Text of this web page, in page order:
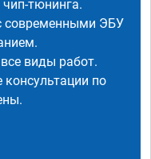
тюнинга.
современными ЭБУ
виды работ.
по